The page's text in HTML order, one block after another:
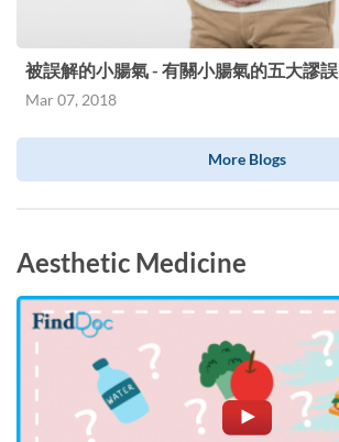
被誤解的小腸氣 - 有關小腸氣的五大謬誤
Mar 07, 2018
More Blogs
Aesthetic Medicine